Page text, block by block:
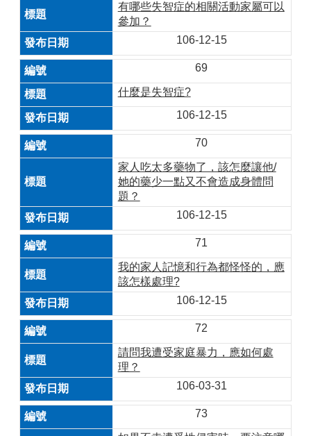
有哪些失智症的相關活動家屬可以
參加？
106-12-15
69
什麼是失智症?
106-12-15
70
家人吃太多藥物了，該怎麼讓他/
她的藥少一點又不會造成身體問
題？
106-12-15
71
我的家人記憶和行為都怪怪的，應
該怎樣處理?
106-12-15
72
請問我遭受家庭暴力，應如何處
理？
106-03-31
73